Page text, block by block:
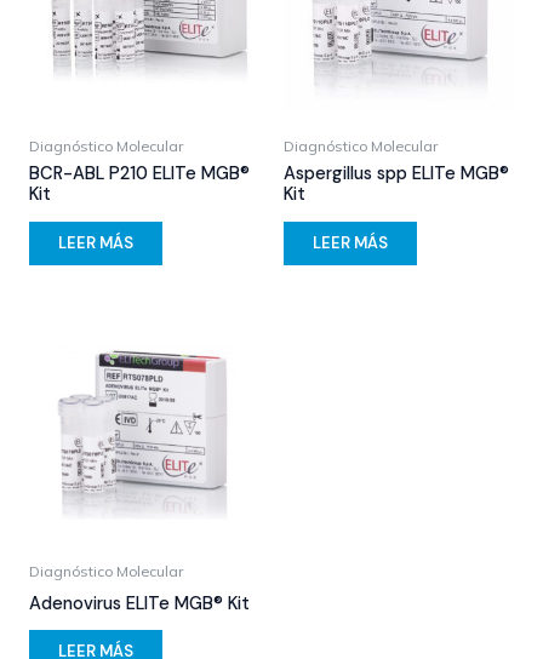
Diagnóstico Molecular
BCR-ABL P210 ELITe MGB®
Kit
LEER MÁS
Diagnóstico Molecular
Aspergillus spp ELITe MGB®
Kit
LEER MÁS
Diagnóstico Molecular
Adenovirus ELITe MGB® Kit
LEER MÁS